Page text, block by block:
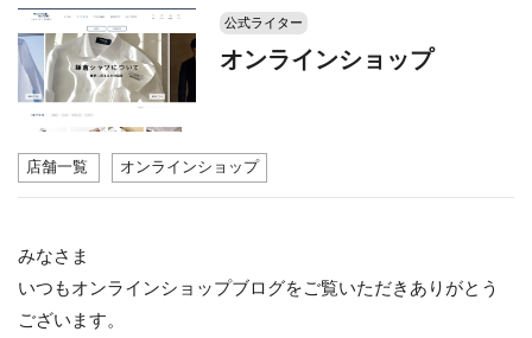
公式ライター
オンラインショップ
店舗一覧 オンラインショップ
みなさま
いつもオンラインショップブログをご覧いただきありがとう
ございます。